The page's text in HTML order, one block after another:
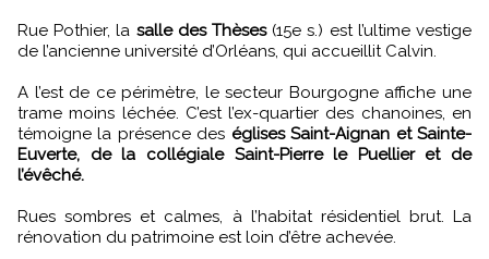
Rue Pothier, la salle des Thèses(15e s.) est l’ultime vestige
de l’ancienne université d’Orléans, qui accueillit Calvin.
A l’est de ce périmètre, le secteur Bourgogne affiche une
trame moins léchée. C’est l’ex-quartier des chanoines, en
témoigne la présence des églises Saint-Aignan et Sainte-
Euverte, de la collégiale Saint-Pierre le Puellier et de
l’évêché.
Rues sombres et calmes, à l’habitat résidentiel brut. La
rénovation du patrimoine est loin d’être achevée.